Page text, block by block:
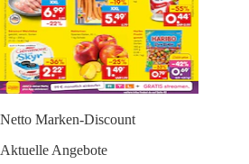
Netto Marken-Discount
Aktuelle Angebote